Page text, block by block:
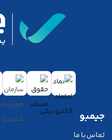
جیمبو
تماس با ما